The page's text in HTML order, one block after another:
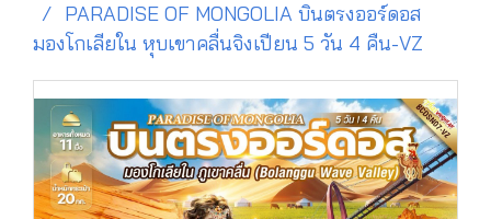
PARADISE OF MONGOLIA บินตรงออร์ดอส
มองโกเลียใน หุบเขาคลื่นจิงเปียน 5 วัน 4 คืน-VZ